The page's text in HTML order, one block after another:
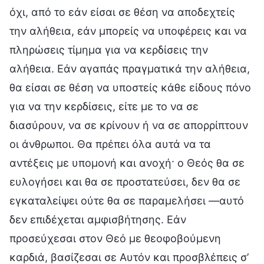
όχι, από το εάν είσαι σε θέση να αποδεχτείς
την αλήθεια, εάν μπορείς να υποφέρεις και να
πληρώσεις τίμημα για να κερδίσεις την
αλήθεια. Εάν αγαπάς πραγματικά την αλήθεια,
θα είσαι σε θέση να υποστείς κάθε είδους πόνο
για να την κερδίσεις, είτε με το να σε
διασύρουν, να σε κρίνουν ή να σε απορρίπτουν
οι άνθρωποι. Θα πρέπει όλα αυτά να τα
αντέξεις με υπομονή και ανοχή· ο Θεός θα σε
ευλογήσει και θα σε προστατεύσει, δεν θα σε
εγκαταλείψει ούτε θα σε παραμελήσει —αυτό
δεν επιδέχεται αμφισβήτησης. Εάν
προσεύχεσαι στον Θεό με θεοφοβούμενη
καρδιά, βασίζεσαι σε Αυτόν και προσβλέπεις σ’